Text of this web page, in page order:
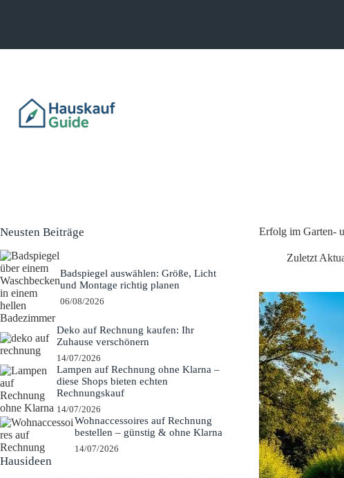
Erfolg im Garten-
Zuletzt
Neusten Beiträge
Badspiegel auswählen: Größe, Licht
und Montage richtig planen
06/08/2026
Deko auf Rechnung kaufen: Ihr
Zuhause verschönern
14/07/2026
Lampen auf Rechnung ohne Klarna –
diese Shops bieten echten
Rechnungskauf
14/07/2026
Wohnaccessoires auf Rechnung
bestellen – günstig & ohne Klarna
14/07/2026
Hausideen